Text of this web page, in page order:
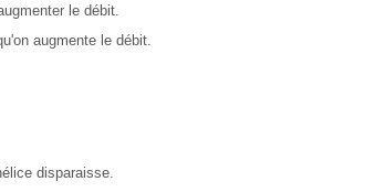
le débit.
augmente le débit.
disparaisse.